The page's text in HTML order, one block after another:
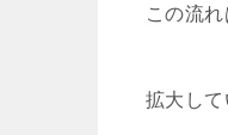
この流
拡大して